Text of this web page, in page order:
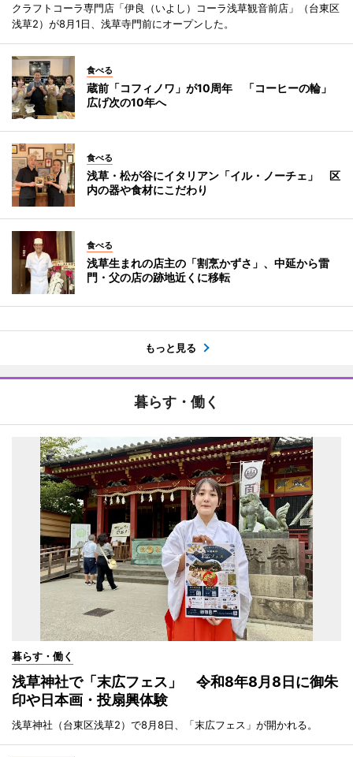
クラフトコーラ専門店「伊良（いよし）コーラ浅草観音前店」（台東区
浅草2）が8月1日、浅草寺門前にオープンした。
食べる
蔵前「コフィノワ」が10周年 「コーヒーの輪」
広げ次の10年へ
食べる
浅草・松が谷にイタリアン「イル・ノーチェ」 区
内の器や食材にこだわり
食べる
浅草生まれの店主の「割烹かずさ」、中延から雷
門・父の店の跡地近くに移転
もっと見る
暮らす・働く
暮らす・働く
浅草神社で「末広フェス」 令和8年8月8日に御朱
印や日本画・投扇興体験
浅草神社（台東区浅草2）で8月8日、「末広フェス」が開かれる。